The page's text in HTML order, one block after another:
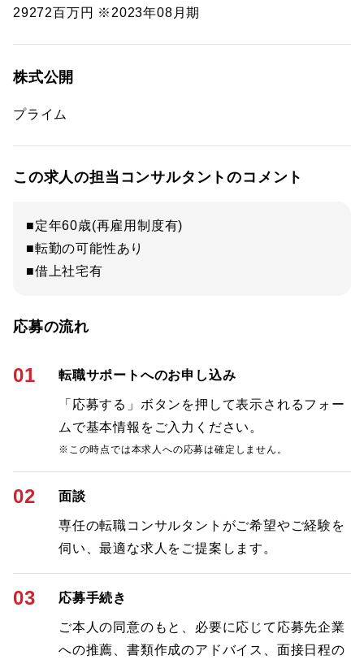
29272百万円 ※2023年08月期
株式公開
プライム
この求人の担当コンサルタントのコメント
■定年60歳(再雇用制度有)
■転勤の可能性あり
■借上社宅有
応募の流れ
01 転職サポートへのお申し込み
「応募する」ボタンを押して表示されるフォー
ムで基本情報をご入力ください。
※この時点では本求人への応募は確定しません。
02 面談
専任の転職コンサルタントがご希望やご経験を
伺い、最適な求人をご提案します。
03 応募手続き
ご本人の同意のもと、必要に応じて応募先企業
への推薦、書類作成のアドバイス、面接日程の